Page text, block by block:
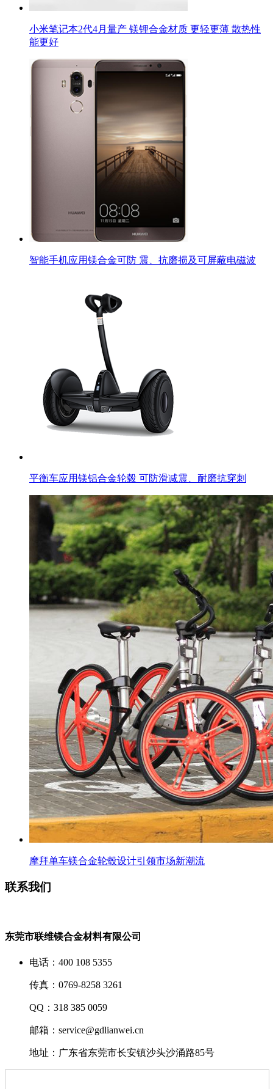
小米笔记本2代4月量产 镁锂合金材质 更轻更薄 散热性
能更好
智能手机应用镁合金可防 震、抗磨损及可屏蔽电磁波
平衡车应用镁铝合金轮毂 可防滑减震、耐磨抗穿刺
摩拜单车镁合金轮毂设计引领市场新潮流
联系我们
东莞市联维镁合金材料有限公司
电话：400 108 5355
传真：0769-8258 3261
QQ：318 385 0059
邮箱：service@gdlianwei.cn
地址：广东省东莞市长安镇沙头沙涌路85号